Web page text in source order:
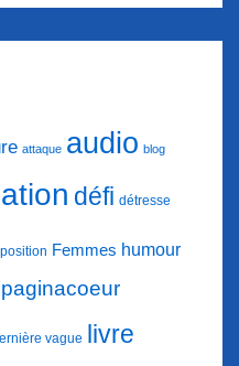
attaque audio blog
défi détresse
Femmes humour
vague livre